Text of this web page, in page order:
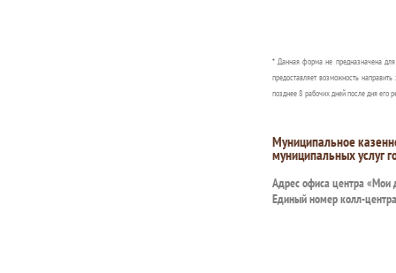
* Данная форма не предназначена
предоставляет возможность
позднее 8 рабочих дней после дня его
Муниципальное
муниципальных услуг
Адрес офиса центра «Мои
Единый номер колл-